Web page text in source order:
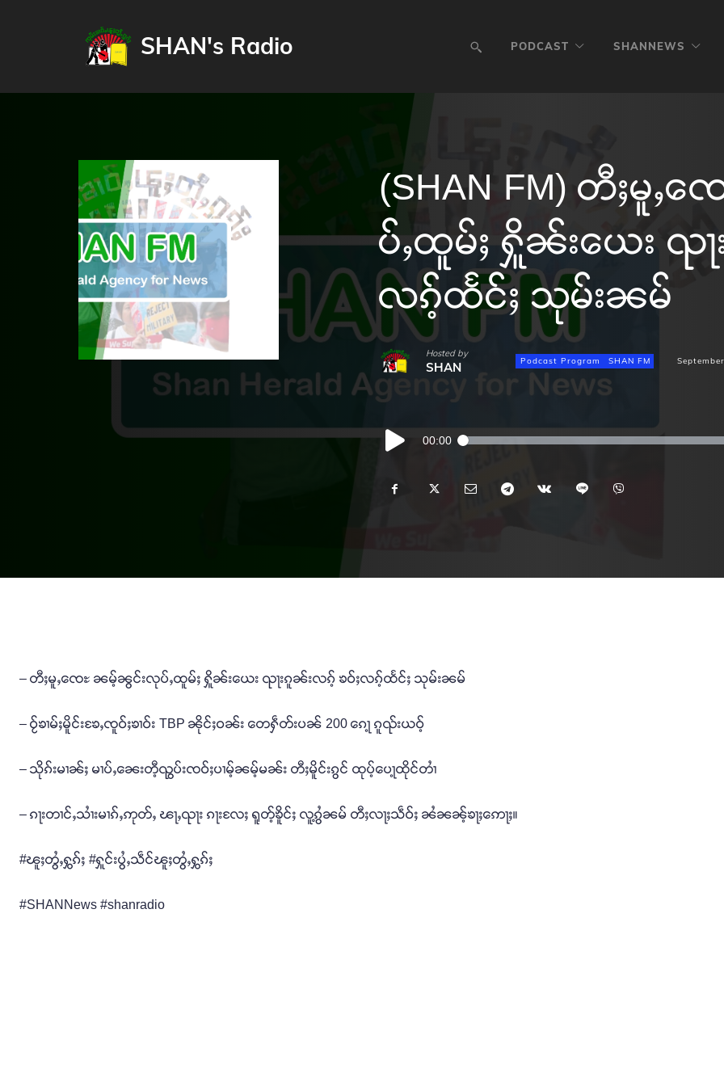
SHAN's Radio PODCAST SHANNEWS
(SHAN FM) တီႈမူ
ပ်ႇထူမ်ႈ ႁိူၼ်းယေး ၺ
လၵ့်ထႅင်ႈ သုမ်းၼမ်
Hosted by
SHAN Podcast Program SHAN FM
Audio
Player
00:00
– တီႈမူႇၸေႊ ၼမ့်ၼွင်းလုပ်ႇထူမ်ႈ ႁိူၼ်းယေး ၺႃးၵူၼ်းလၵ့် ၶဝ်ႈလၵ့်ထႅင်ႈ သုမ်းၼမ်
– ဝႂ်ၶၢမ်ႈမိူင်းၶႄႇၸူဝ်ႈၶၢဝ်း TBP ၼိုင်ႈဝၼ်း တေႁဵတ်းပၼ် 200 ၵေႃ့ ၵူၺ်းယဝ့်
– သိုၵ်းမၢၼ်ႈ မၢပ်ႇၼေးတီ့ၺွပ်းၸဝ်ႈပၢမ့်ၼမ့်မၼ်း တီႈမိူင်းၵွင် ထုပ့်ပေႃ့ထိုင်တၢႆ
– ၵႃးတၢင်ႇသၢႆးမၢၵ်ႇဢုတ်ႇ ၽႃႇၺႃး ၵႃးလႄႈ ရူတ့်ၶိူင်ႈ လူ့ၵွႆၼမ် တီႈလႃႈသဵဝ်ႈ ၼႆၼၼ့်ၶႃႈဢေႃႈ။
#ၽူႈတွႆႇႁွၵ်ႈ #ႁူင်းပွႆႇသဵင်ၽူႈတွႆႇႁွၵ်ႈ
#SHANNews #shanradio